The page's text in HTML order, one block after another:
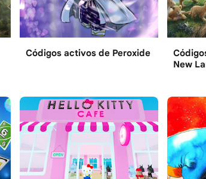
Códigos activos de Peroxide
New